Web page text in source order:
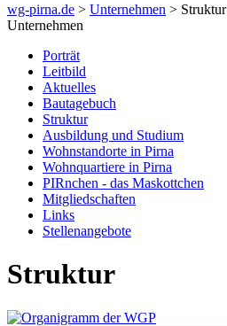
wg-pirna.de > Unternehmen > Struktur
Unternehmen
Porträt
Leitbild
Aktuelles
Bautagebuch
Struktur
Ausbildung und Studium
Wohnstandorte in Pirna
Wohnquartiere in Pirna
PIRnchen - das Maskottchen
Mitgliedschaften
Links
Stellenangebote
Struktur